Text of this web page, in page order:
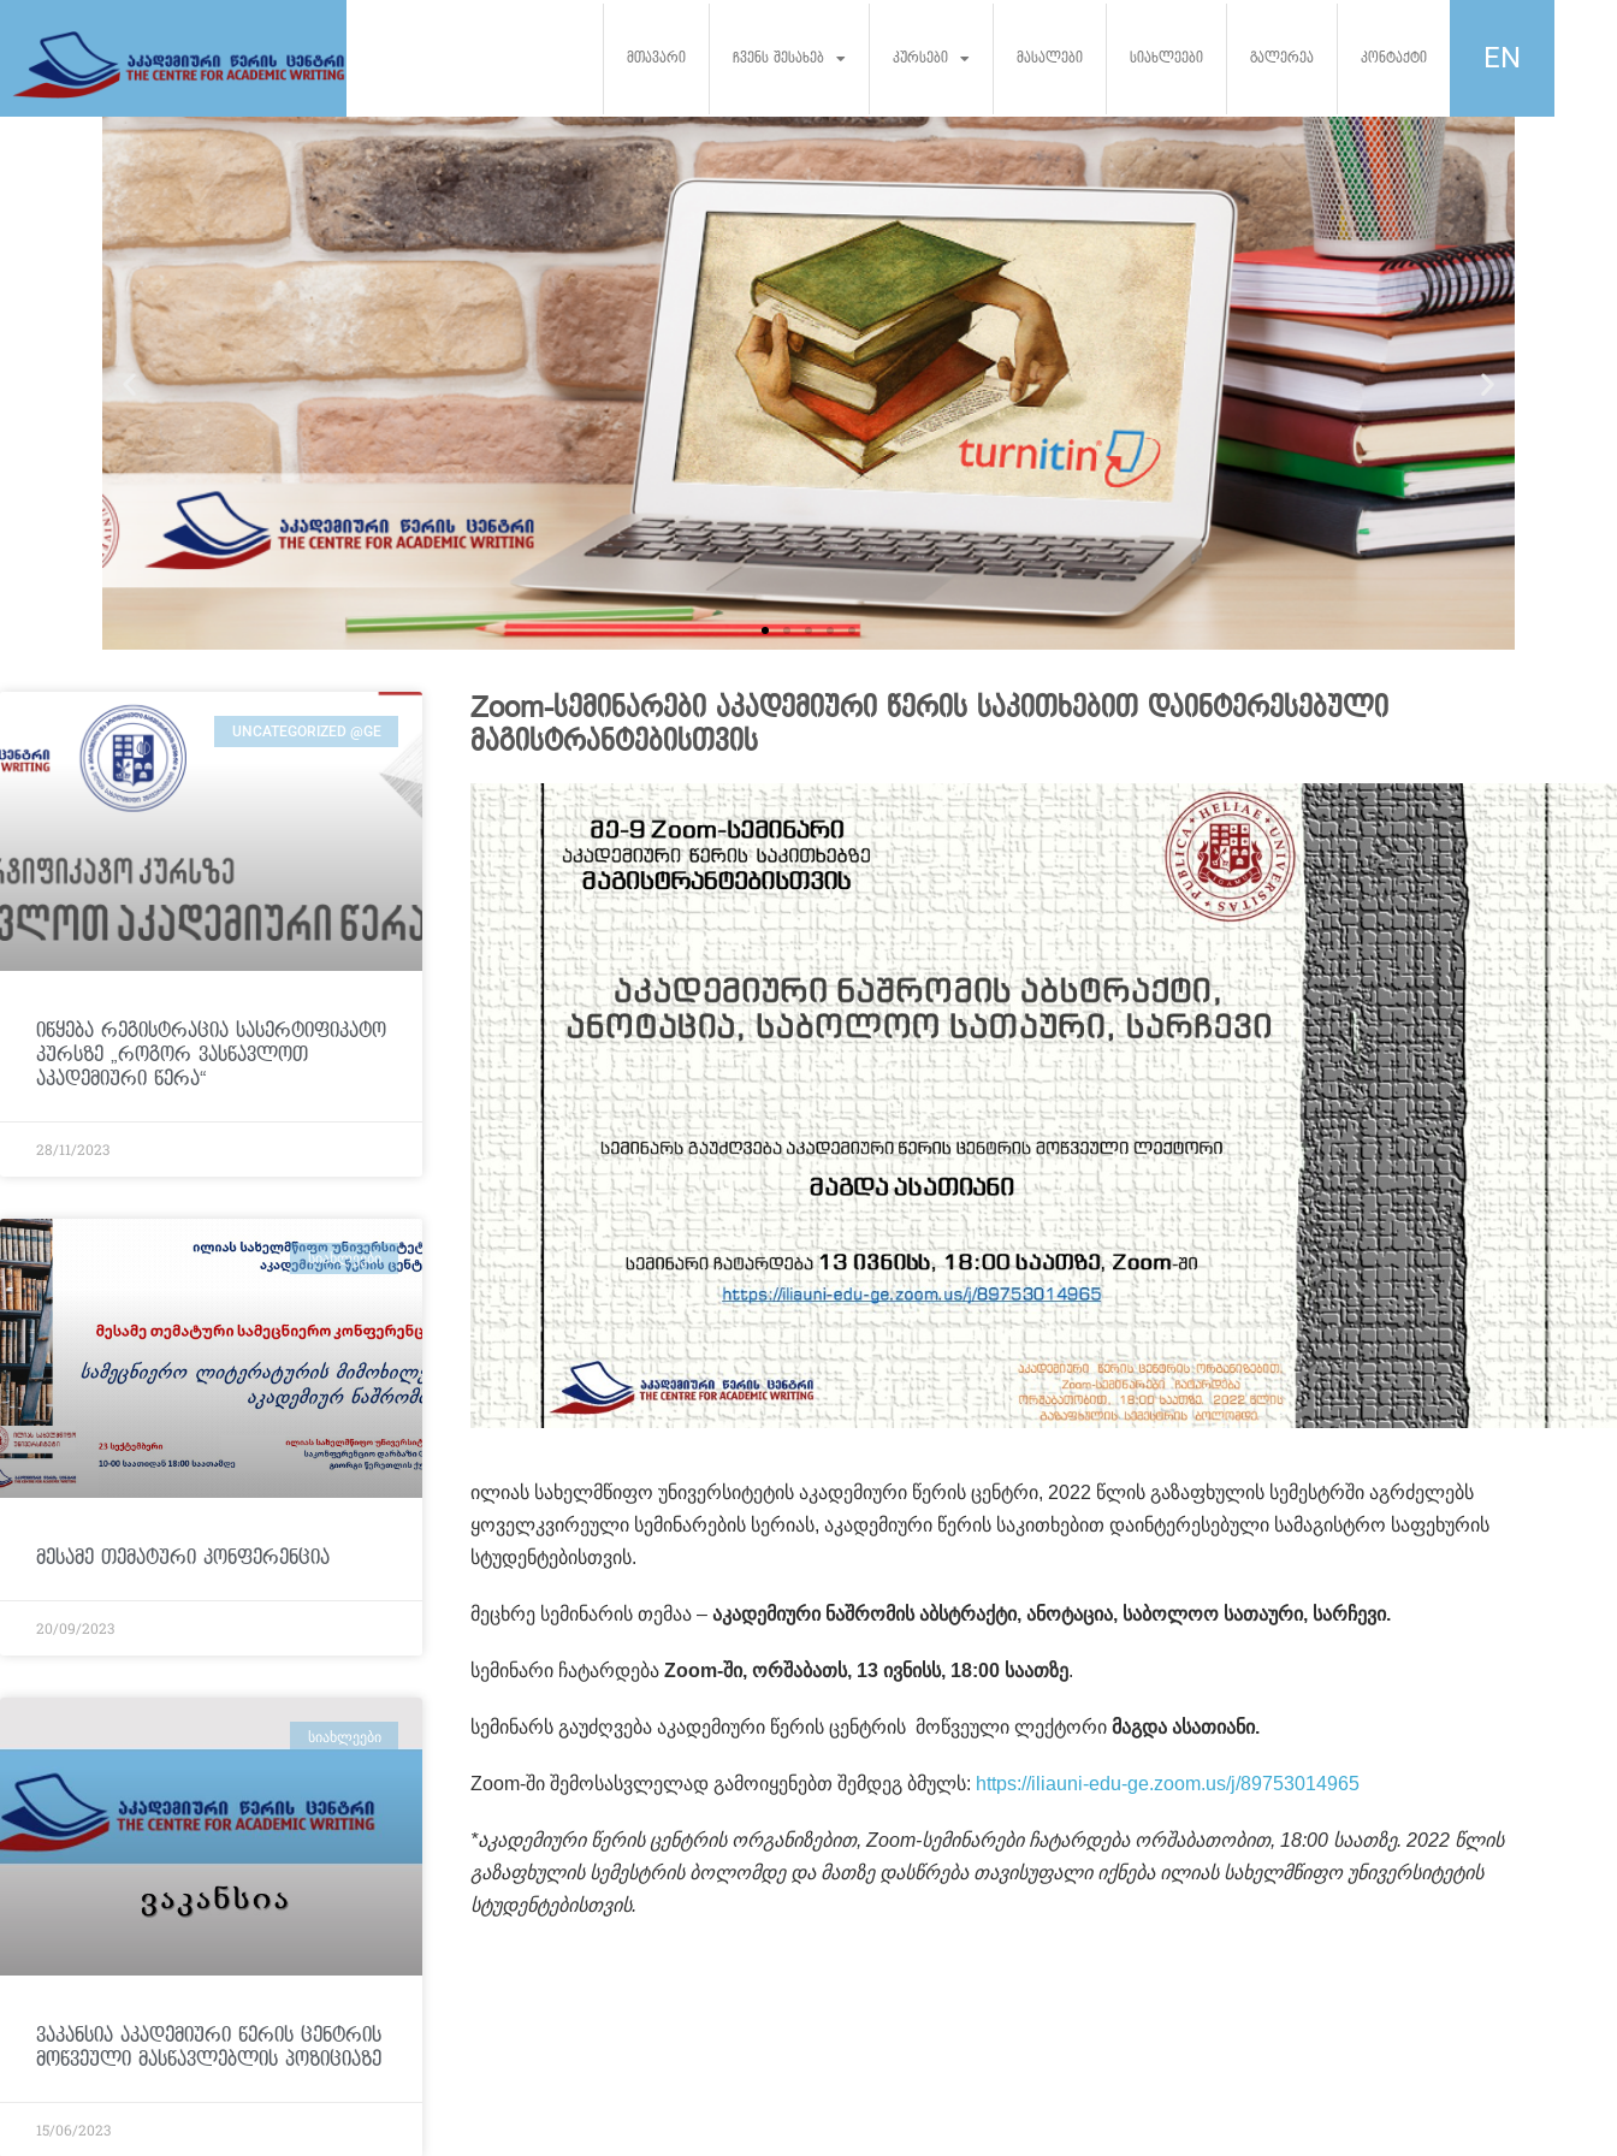
მთავარი ჩვენს შესახებ კურსები მასალები სიახლეები გალერეა კონტაქტი EN
UNCATEGORIZED @GE
იწყება რეგისტრაცია სასერტიფიკატო
კურსზე „როგორ ვასწავლოთ
აკადემიური წერა“
28/11/2023
ᲡᲘᲐᲮᲚᲔᲔᲑᲘ
მესამე თემატური კონფერენცია
20/09/2023
ᲡᲘᲐᲮᲚᲔᲔᲑᲘ
ვაკანსია აკადემიური წერის ცენტრის
მოწვეული მასწავლებლის პოზიციაზე
15/06/2023
Zoom-სემინარები აკადემიური წერის საკითხებით დაინტერესებული
მაგისტრანტებისთვის
ილიას სახელმწიფო უნივერსიტეტის აკადემიური წერის ცენტრი, 2022 წლის გაზაფხულის სემესტრში აგრძელებს
ყოველკვირეული სემინარების სერიას, აკადემიური წერის საკითხებით დაინტერესებული სამაგისტრო საფეხურის
სტუდენტებისთვის.
მეცხრე სემინარის თემაა –აკადემიური ნაშრომის აბსტრაქტი, ანოტაცია, საბოლოო სათაური, სარჩევი.
სემინარი ჩატარდებაZoom-ში,ორშაბათს, 13 ივნისს, 18:00 საათზე.
სემინარს გაუძღვება აკადემიური წერის ცენტრის მოწვეული ლექტორიმაგდა ასათიანი.
Zoom-ში შემოსასვლელად გამოიყენებთ შემდეგ ბმულს: https://iliauni-edu-ge.zoom.us/j/89753014965
*აკადემიური წერის ცენტრის ორგანიზებით, Zoom-სემინარები ჩატარდება ორშაბათობით, 18:00 საათზე. 2022 წლის
გაზაფხულის სემესტრის ბოლომდე და მათზე დასწრება თავისუფალი იქნება ილიას სახელმწიფო უნივერსიტეტის
სტუდენტებისთვის.